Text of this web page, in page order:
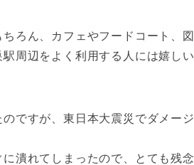
ろん、カフェやフードコート、図
周辺をよく利用する人には嬉しい
ですが、東日本大震災でダメージ
潰れてしまったので、とても残念